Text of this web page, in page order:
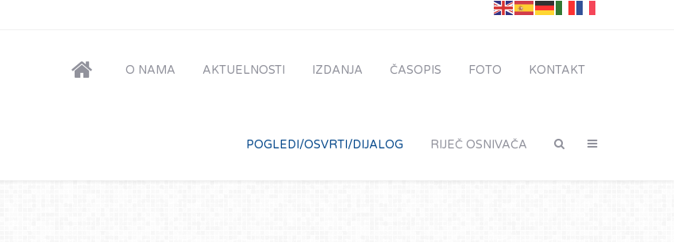
O NAMA AKTUELNOSTI IZDANJA ČASOPIS FOTO KONTAKT
POGLEDI/OSVRTI/DIJALOG RIJEČ OSNIVAČA